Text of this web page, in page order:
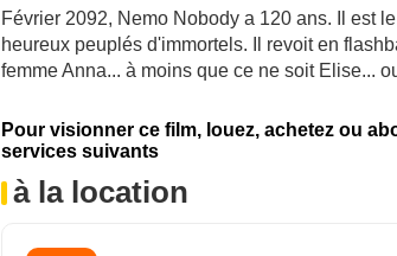
Février 2092, Nemo Nobody a 120 ans. Il est
heureux peuplés d'immortels. Il revoit en
femme Anna... à moins que ce ne soit Elise...
Pour visionner ce film, louez, achetez ou
services suivants
à la location